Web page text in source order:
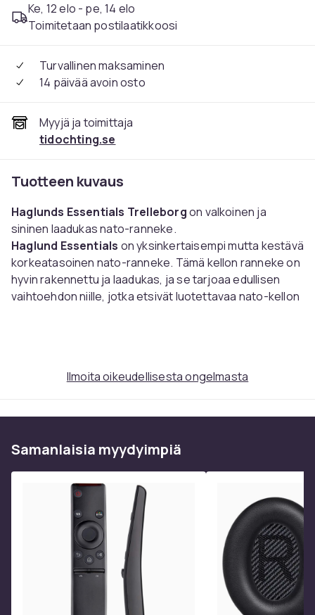
Ke, 12 elo - pe, 14 elo
Toimitetaan postilaatikkoosi
Turvallinen maksaminen
14 päivää avoin osto
Myyjä ja toimittaja
tidochting.se
Tuotteen kuvaus
Haglunds Essentials Trelleborgon valkoinen ja
sininen laadukas nato-ranneke.
Haglund Essentials on yksinkertaisempi mutta kestävä
korkeatasoinen nato-ranneke. Tämä kellon ranneke on
hyvin rakennettu ja laadukas, ja se tarjoaa edullisen
vaihtoehdon niille, jotka etsivät luotettavaa nato-kellon
Ilmoita oikeudellisesta ongelmasta
Samanlaisia ​​myydyimpiä